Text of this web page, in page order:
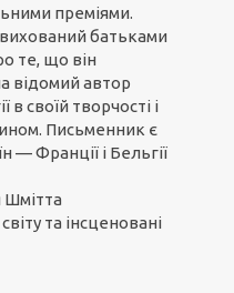
преміями.
батьками
те, що він
відомий автор
в своїй творчості і
Письменник є
— Франції і Бельгії
та інсценовані